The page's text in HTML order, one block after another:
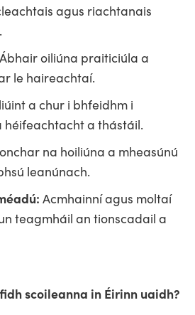
agus riachtanais
Ábhair oiliúna praiticiúla a
le haireachtaí.
a chur i bhfeidhm i
héifeachtacht a thástáil.
na hoiliúna a mheasúnú
leanúnach.
Acmhainní agus moltaí
teagmháil an tionscadail a
scoileanna in Éirinn uaidh?